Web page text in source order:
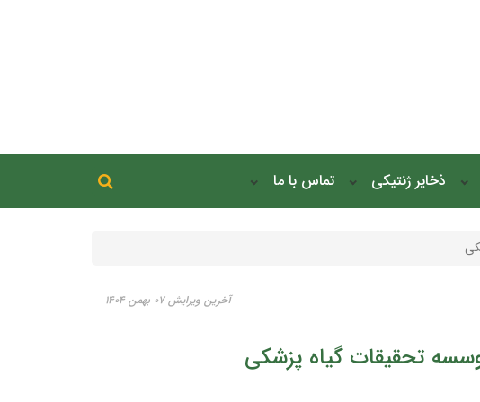
ذخایر ژنتیکی تماس با ما جستجو
آخرین ویرایش ۰۷ بهمن ۱۴۰۴
تحقیقات گیاه پزشکی